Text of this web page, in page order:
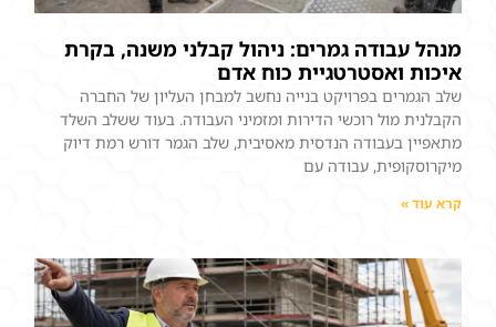
מנהל עבודה גמרים: ניהול קבלני משנה, בקרת
איכות ואסטרטגיית כוח אדם
שלב הגמרים בפרויקט בנייה נחשב למבחן העליון של החברה
הקבלנית מול רוכשי הדירות ומזמיני העבודה. בעוד ששלב השלד
מתאפיין בעבודה הנדסית מאסיבית, שלב הגמר דורש רמת דיוק
מיקרוסקופית, עבודה עם
קרא עוד »